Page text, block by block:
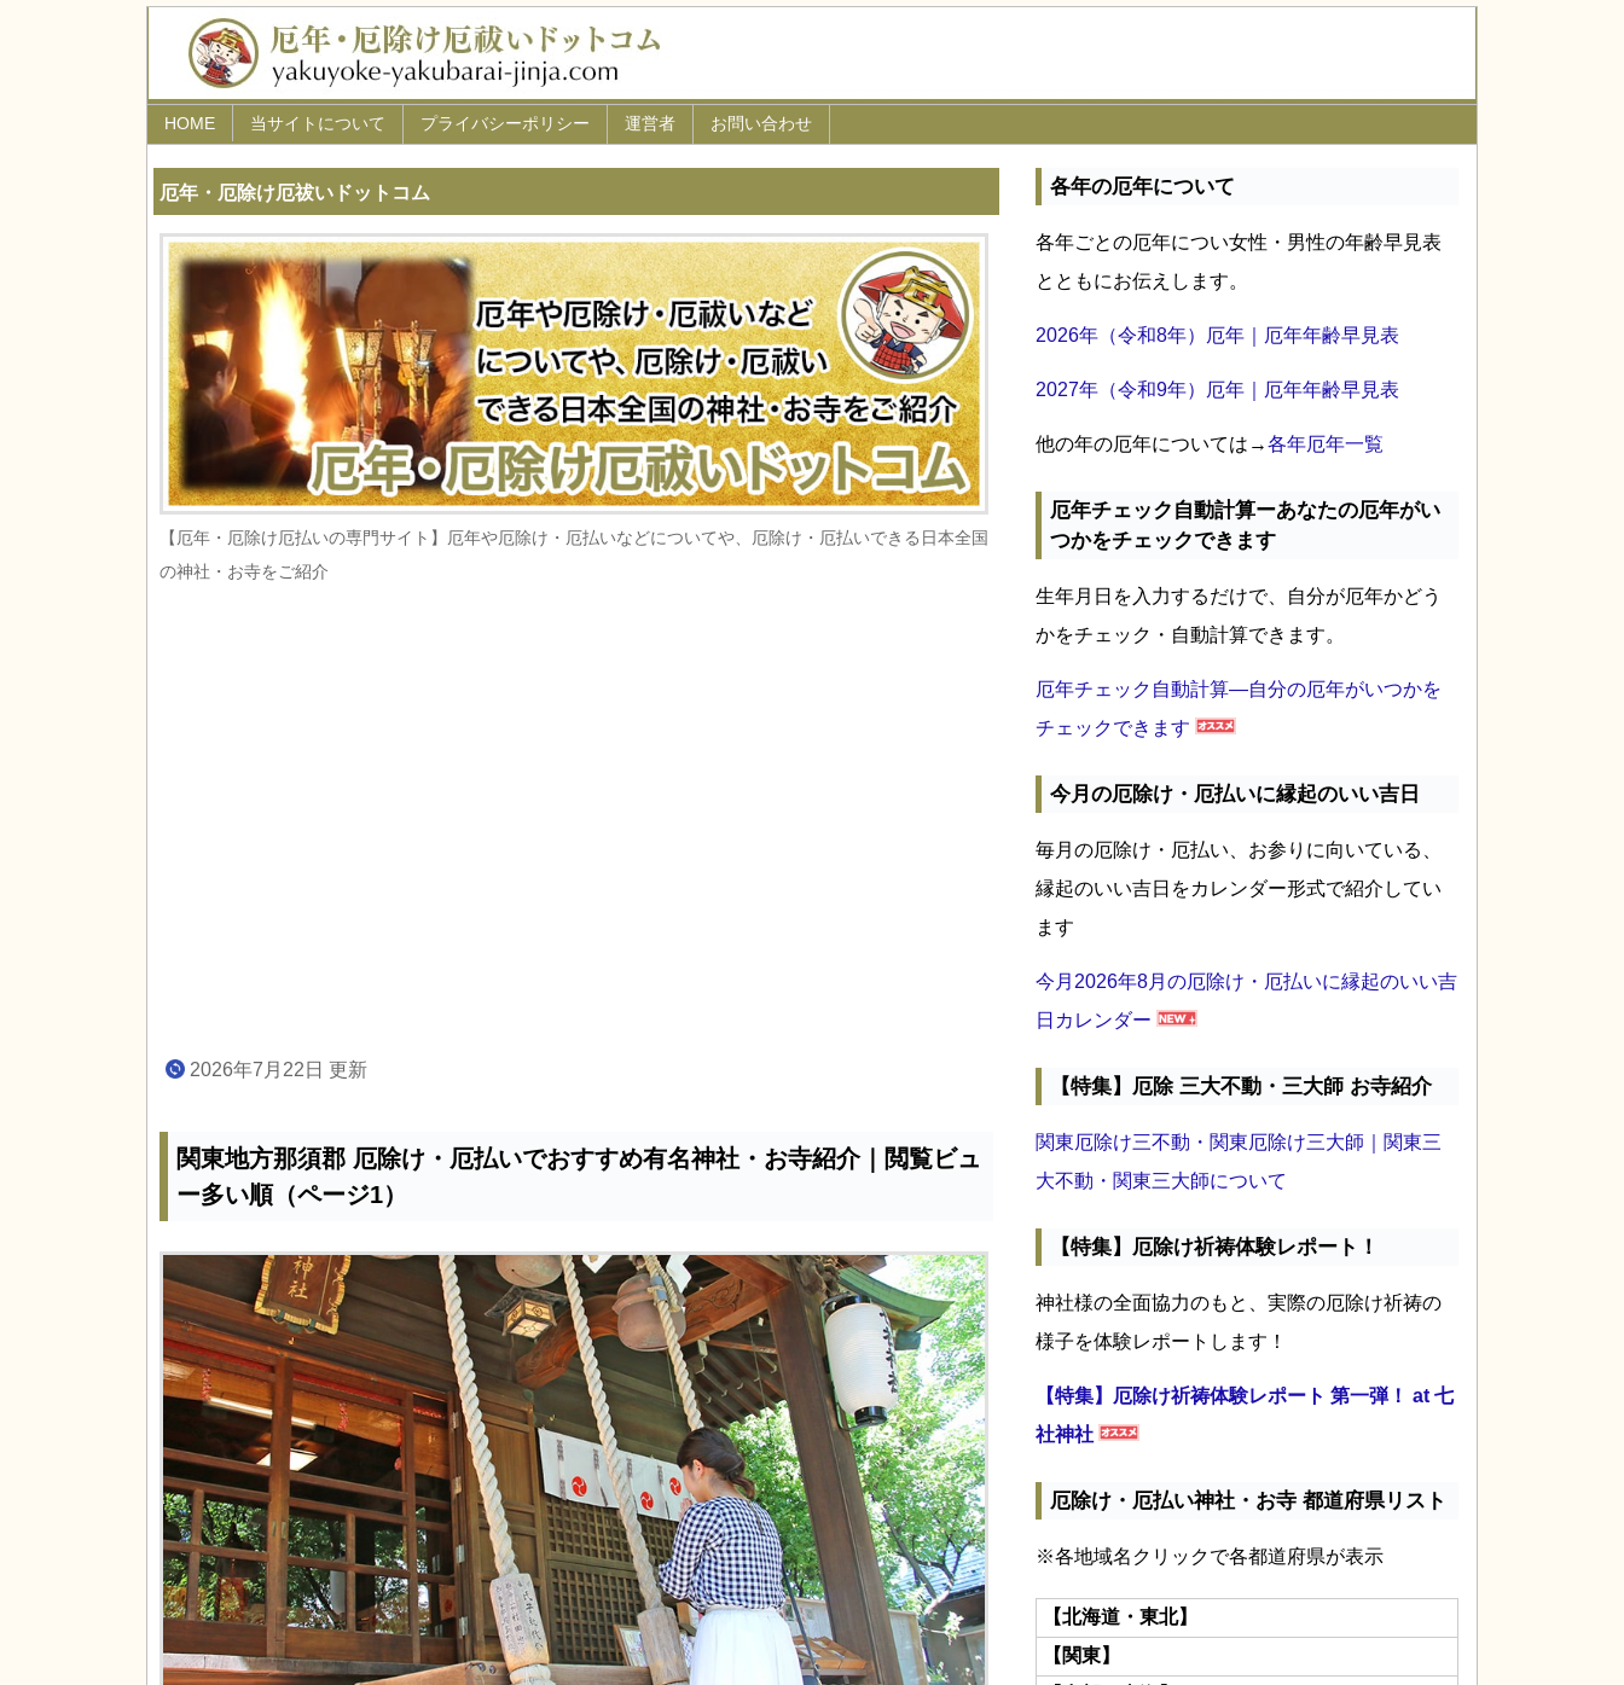
厄年・厄除け厄祓いドットコム
【厄年・厄除け厄払いの専門サイト】厄年や厄除け・厄払いなどについてや、厄除け・厄払いできる日本全国
の神社・お寺をご紹介
2026年7月22日 更新
関東地方那須郡 厄除け・厄払いでおすすめ有名神社・お寺紹介｜閲覧ビュ
ー多い順（ページ1）
各年の厄年について
各年ごとの厄年につい女性・男性の年齢早見表
とともにお伝えします。
2026年（令和8年）厄年｜厄年年齢早見表
2027年（令和9年）厄年｜厄年年齢早見表
他の年の厄年については→各年厄年一覧
厄年チェック自動計算ーあなたの厄年がい
つかをチェックできます
生年月日を入力するだけで、自分が厄年かどう
かをチェック・自動計算できます。
厄年チェック自動計算―自分の厄年がいつかを
チェックできます
今月の厄除け・厄払いに縁起のいい吉日
毎月の厄除け・厄払い、お参りに向いている、
縁起のいい吉日をカレンダー形式で紹介してい
ます
今月2026年8月の厄除け・厄払いに縁起のいい吉
日カレンダー
【特集】厄除 三大不動・三大師 お寺紹介
関東厄除け三不動・関東厄除け三大師｜関東三
大不動・関東三大師について
【特集】厄除け祈祷体験レポート！
神社様の全面協力のもと、実際の厄除け祈祷の
様子を体験レポートします！
【特集】厄除け祈祷体験レポート 第一弾！ at 七
社神社
厄除け・厄払い神社・お寺 都道府県リスト
※各地域名クリックで各都道府県が表示
【北海道・東北】
【関東】
HOME 当サイトについて プライバシーポリシー 運営者 お問い合わせ